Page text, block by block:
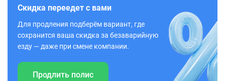
Скидка переедет с вами
Для продления подберём вариант, где
сохранится ваша скидка за безаварийную
езду — даже при смене компании.
Продлить полис